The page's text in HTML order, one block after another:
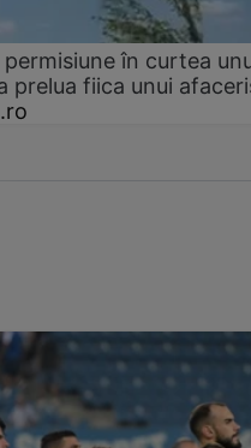
în curtea
prelua fiica unui